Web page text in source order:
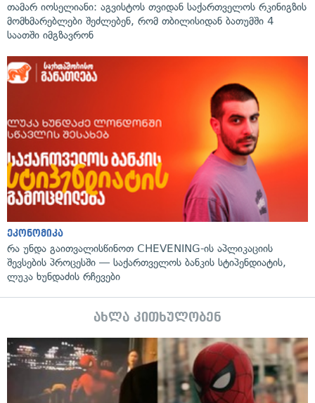
თამარ იოსელიანი: აგვისტოს თვიდან საქართველოს რკინიგზის
მომხმარებლები შეძლებენ, რომ თბილისიდან ბათუმში 4
საათში იმგზავრონ
ეკონომიკა
რა უნდა გაითვალისწინოთ CHEVENING-ის აპლიკაციის
შევსების პროცესში — საქართველოს ბანკის სტიპენდიატის,
ლუკა ხუნდაძის რჩევები
ახლა კითხულობენ